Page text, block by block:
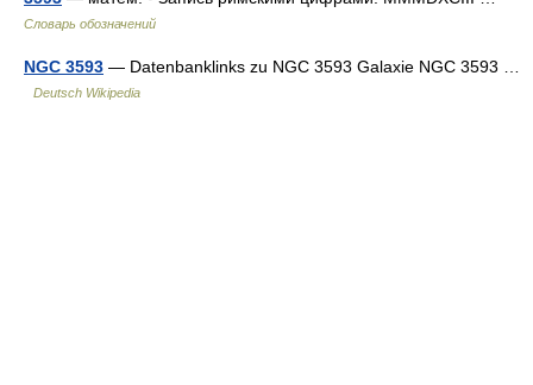
Словарь обозначений
NGC 3593 — Datenbanklinks zu NGC 3593 Galaxie NGC 3593 …
Deutsch Wikipedia